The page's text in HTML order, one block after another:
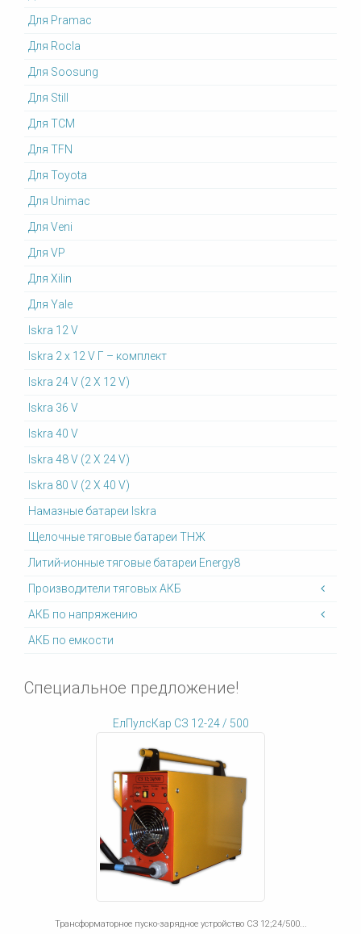
Для Pramac
Для Rocla
Для Soosung
Для Still
Для TCM
Для TFN
Для Toyota
Для Unimac
Для Veni
Для VP
Для Xilin
Для Yale
Iskra 12 V
Iskra 2 x 12 V Г – комплект
Iskra 24 V (2 X 12 V)
Iskra 36 V
Iskra 40 V
Iskra 48 V (2 X 24 V)
Iskra 80 V (2 X 40 V)
Намазные батареи Iskra
Щелочные тяговые батареи ТНЖ
Литий-ионные тяговые батареи Energy8
Производители тяговых АКБ
АКБ по напряжению
АКБ по емкости
Специальное предложение!
ЕлПулсКар СЗ 12-24 / 500
Трансформаторное пуско-зарядное устройство СЗ 12;24/500...